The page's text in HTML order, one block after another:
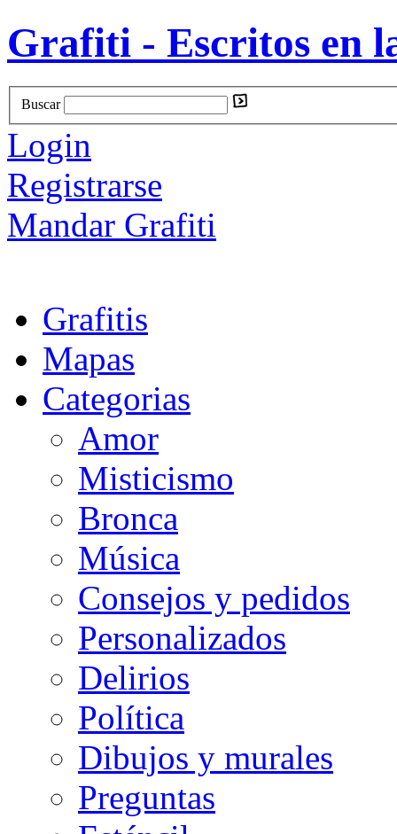
Grafiti - Escritos en
Buscar
Login
Registrarse
Mandar Grafiti
Grafitis
Mapas
Categorias
Amor
Misticismo
Bronca
Música
Consejos y pedidos
Personalizados
Delirios
Política
Dibujos y murales
Preguntas